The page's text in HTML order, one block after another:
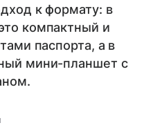
к формату: в
компактный и
паспорта, а в
мини-планшет с